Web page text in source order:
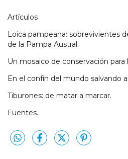
Artículos
Loica pampeana: sobrevivientes
de la Pampa Austral.
Un mosaico de conservación para
En el confín del mundo salvando
Tiburones: de matar a marcar.
Fuentes.